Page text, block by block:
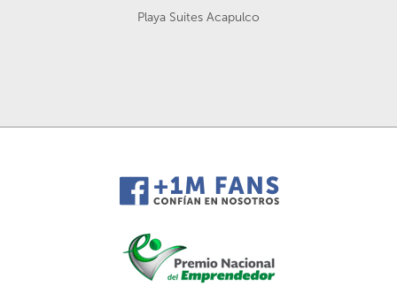
Playa Suites Acapulco